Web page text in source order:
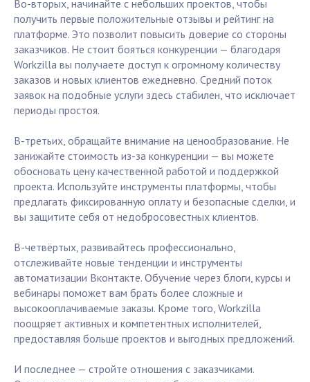
Во-вторых, начинайте с небольших проектов, чтобы
получить первые положительные отзывы и рейтинг на
платформе. Это позволит повысить доверие со стороны
заказчиков. Не стоит бояться конкуренции — благодаря
Workzilla вы получаете доступ к огромному количеству
заказов и новых клиентов ежедневно. Средний поток
заявок на подобные услуги здесь стабилен, что исключает
периоды простоя.
В-третьих, обращайте внимание на ценообразование. Не
занижайте стоимость из-за конкуренции — вы можете
обосновать цену качественной работой и поддержкой
проекта. Используйте инструменты платформы, чтобы
предлагать фиксированную оплату и безопасные сделки, и
вы защитите себя от недобросовестных клиентов.
В-четвёртых, развивайтесь профессионально,
отслеживайте новые тенденции и инструменты
автоматизации Вконтакте. Обучение через блоги, курсы и
вебинары поможет вам брать более сложные и
высокооплачиваемые заказы. Кроме того, Workzilla
поощряет активных и компетентных исполнителей,
предоставляя больше проектов и выгодных предложений.
И последнее — стройте отношения с заказчиками.